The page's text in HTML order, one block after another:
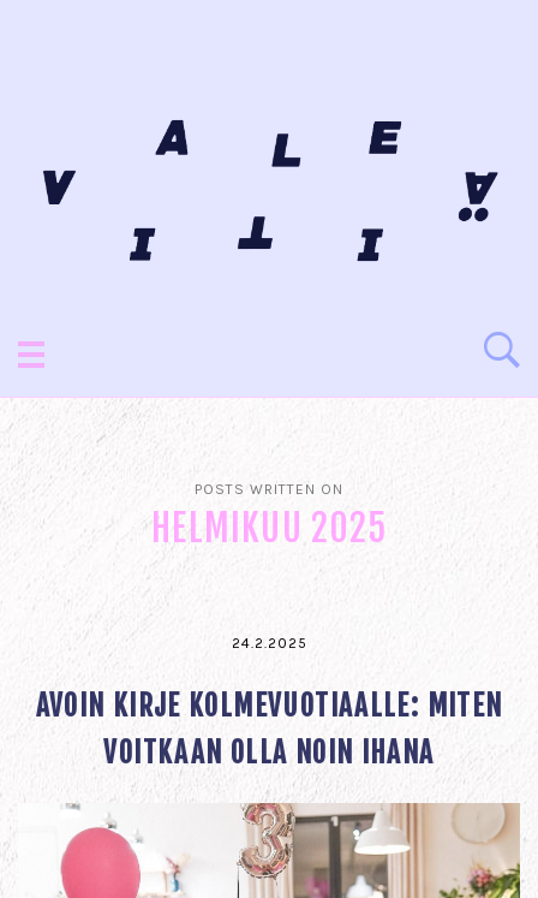
POSTS WRITTEN ON
HELMIKUU 2025
24.2.2025
AVOIN KIRJE KOLMEVUOTIAALLE: MITEN
VOITKAAN OLLA NOIN IHANA